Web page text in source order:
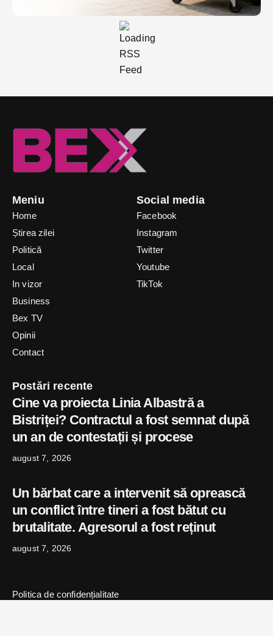
Meniu
Home
Știrea zilei
Politică
Local
In vizor
Business
Bex TV
Opinii
Contact
Social media
Facebook
Instagram
Twitter
Youtube
TikTok
Postări recente
Cine va proiecta Linia Albastră a
Bistriței? Contractul a fost semnat după
un an de contestații și procese
august 7, 2026
Un bărbat care a intervenit să oprească
un conflict între tineri a fost bătut cu
brutalitate. Agresorul a fost reținut
august 7, 2026
Politica de confidențialitate